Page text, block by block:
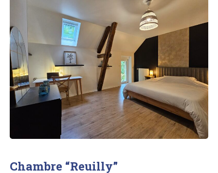
Chambre “Reuilly”